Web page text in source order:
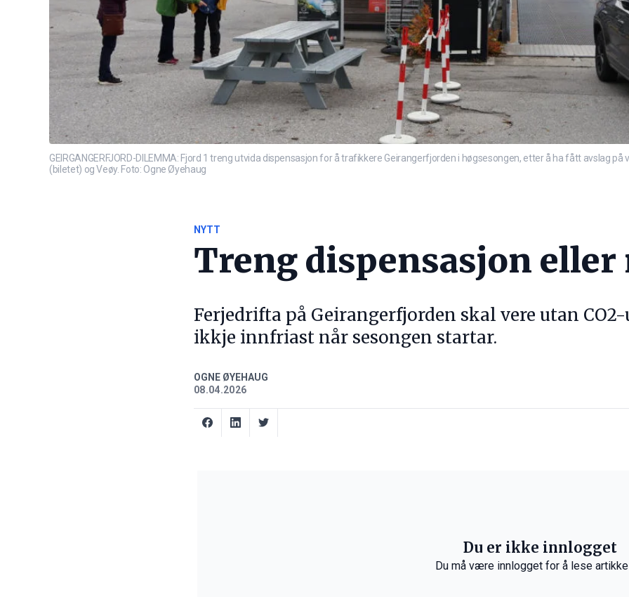
GEIRGANGERFJORD-DILEMMA: Fjord 1 treng utvida dispensasjon for å trafikkere Geirangerfjorden i høgsesongen, etter å ha fått avslag
(biletet) og Veøy. Foto: Ogne Øyehaug
NYTT
Treng dispensasjon
Ferjedrifta på Geirangerfjorden skal vere utan
ikkje innfriast når sesongen startar.
OGNE ØYEHAUG
08.04.2026
Du er ikke innlogget
Du må være innlogget for å lese